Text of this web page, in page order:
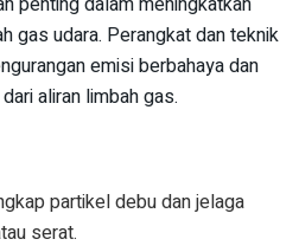
gas udara. Perangkat dan teknik
emisi berbahaya dan
aliran limbah gas.
partikel debu dan jelaga
serat.